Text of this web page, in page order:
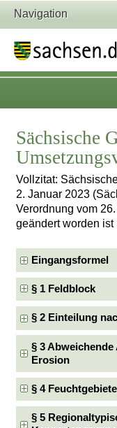
Navigation
Sächsische
Vollzitat:
2. Januar 2023
Verordnung vom
geändert worden ist
Eingangsformel
§ 1 Feldblock
§ 2 Einteilung
§ 3
Erosion
§ 4
§ 5